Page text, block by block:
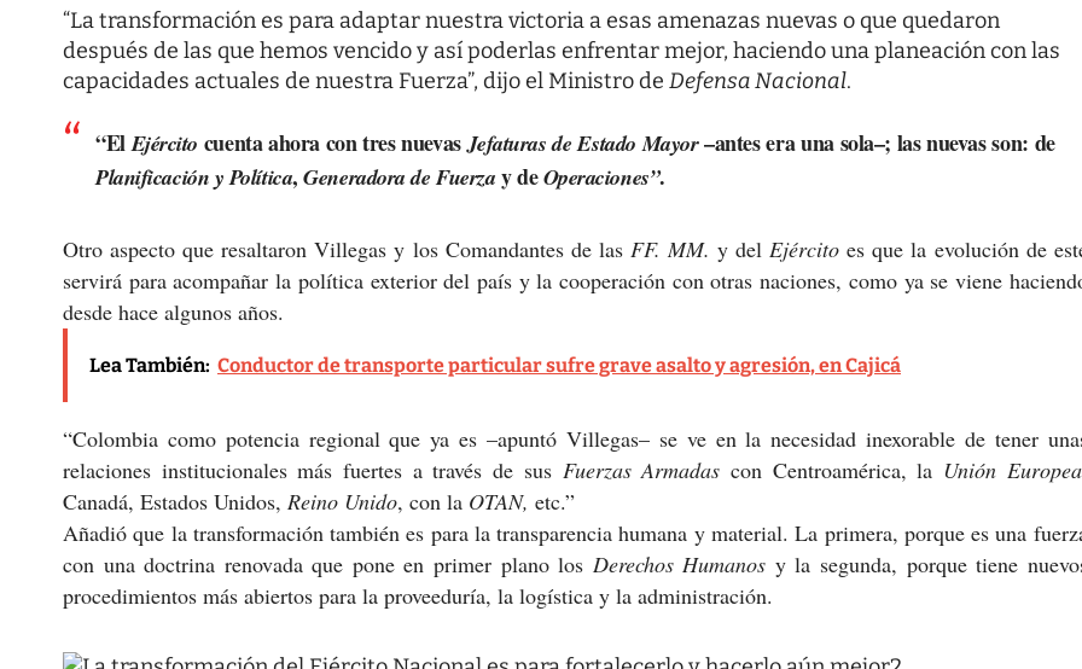
“La transformación es para adaptar nuestra victoria a esas amenazas nuevas o que quedaron
después de las que hemos vencido y así poderlas enfrentar mejor, haciendo una planeación con las
capacidades actuales de nuestra Fuerza”, dijo el Ministro de Defensa Nacional.
“ElEjército cuenta ahora con tres nuevasJefaturas de Estado Mayor–antes era una sola–; las nuevas son: de
Planificación y Política,Generadora de Fuerza y deOperaciones”.
Otro aspecto que resaltaron Villegas y los Comandantes de las FF. MM. y del Ejércitoes que la evolución de
servirá para acompañar la política exterior del país y la cooperación con otras naciones, como ya se viene
desde hace algunos años.
Lea También: Conductor de transporte particular sufre grave asalto y agresión, en Cajicá
“Colombia como potencia regional que ya es –apuntó Villegas– se ve en la necesidad inexorable de tener
relaciones institucionales más fuertes a través de sus Fuerzas Armadas con Centroamérica, la Unión Europea
Canadá, Estados Unidos, Reino Unido, con la OTAN, etc.”
Añadió que la transformación también es para la transparencia humana y material. La primera, porque es una
con una doctrina renovada que pone en primer plano los Derechos Humanos y la segunda, porque tiene
procedimientos más abiertos para la proveeduría, la logística y la administración.